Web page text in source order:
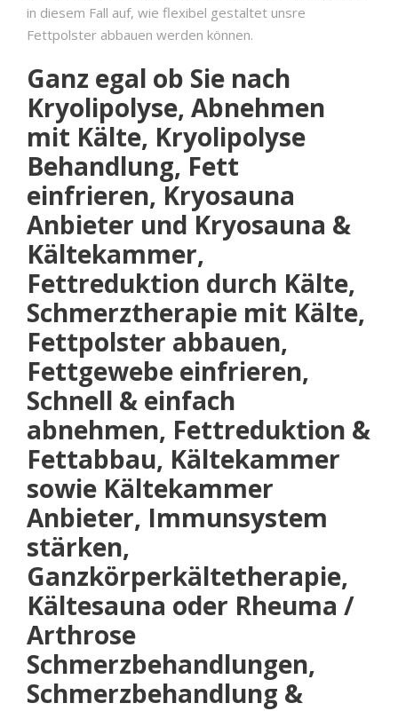
in diesem Fall auf, wie flexibel gestaltet unsre
Fettpolster abbauen werden können.
Ganz egal ob Sie nach
Kryolipolyse, Abnehmen
mit Kälte, Kryolipolyse
Behandlung, Fett
einfrieren, Kryosauna
Anbieter und Kryosauna &
Kältekammer,
Fettreduktion durch Kälte,
Schmerztherapie mit Kälte,
Fettpolster abbauen,
Fettgewebe einfrieren,
Schnell & einfach
abnehmen, Fettreduktion &
Fettabbau, Kältekammer
sowie Kältekammer
Anbieter, Immunsystem
stärken,
Ganzkörperkältetherapie,
Kältesauna oder Rheuma /
Arthrose
Schmerzbehandlungen,
Schmerzbehandlung &